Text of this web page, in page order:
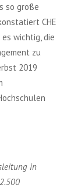
so große
CHE
wichtig, die
zu
2019
in